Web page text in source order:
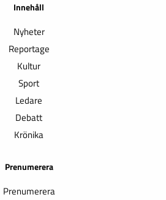
Innehåll
Nyheter
Reportage
Kultur
Sport
Ledare
Debatt
Krönika
Prenumerera
Prenumerera